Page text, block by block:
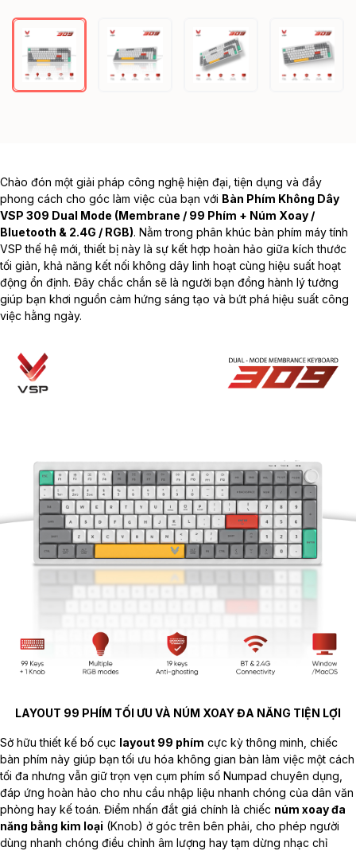
Chào đón một giải pháp công nghệ hiện đại, tiện dụng và đầy
phong cách cho góc làm việc của bạn với Bàn Phím Không Dây
VSP 309 Dual Mode (Membrane / 99 Phím + Núm Xoay /
Bluetooth & 2.4G / RGB). Nằm trong phân khúc bàn phím máy tính
VSP thế hệ mới, thiết bị này là sự kết hợp hoàn hảo giữa kích thước
tối giản, khả năng kết nối không dây linh hoạt cùng hiệu suất hoạt
động ổn định. Đây chắc chắn sẽ là người bạn đồng hành lý tưởng
giúp bạn khơi nguồn cảm hứng sáng tạo và bứt phá hiệu suất công
việc hằng ngày.
LAYOUT 99 PHÍM TỐI ƯU VÀ NÚM XOAY ĐA NĂNG TIỆN LỢI
Sở hữu thiết kế bố cục layout 99 phím cực kỳ thông minh, chiếc
bàn phím này giúp bạn tối ưu hóa không gian bàn làm việc một cách
tối đa nhưng vẫn giữ trọn vẹn cụm phím số Numpad chuyên dụng,
đáp ứng hoàn hảo cho nhu cầu nhập liệu nhanh chóng của dân văn
phòng hay kế toán. Điểm nhấn đắt giá chính là chiếc núm xoay đa
năng bằng kim loại (Knob) ở góc trên bên phải, cho phép người
dùng nhanh chóng điều chỉnh âm lượng hay tạm dừng nhạc chỉ